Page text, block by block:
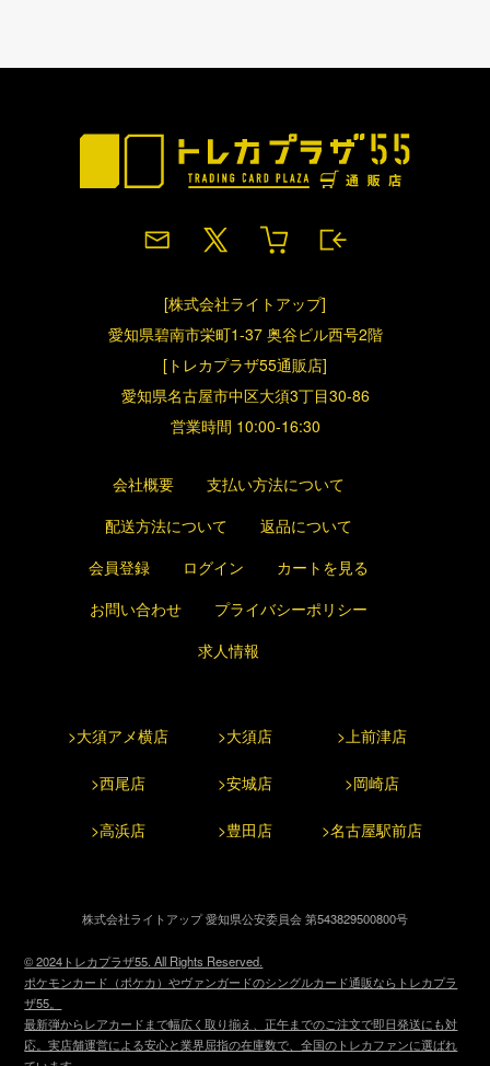
[株式会社ライトアップ]
愛知県碧南市栄町1-37 奥谷ビル西号2階
[トレカプラザ55通販店]
愛知県名古屋市中区大須3丁目30-86
営業時間 10:00-16:30
会社概要
支払い方法について
配送方法について
返品について
会員登録
ログイン
カートを見る
お問い合わせ
プライバシーポリシー
求人情報
>大須アメ横店 >大須店 >上前津店
>西尾店 >安城店 >岡崎店
>高浜店 >豊田店 >名古屋駅前店
株式会社ライトアップ 愛知県公安委員会 第543829500800号
© 2024トレカプラザ55. All Rights Reserved.
ポケモンカード（ポケカ）やヴァンガードのシングルカード通販ならトレカプラ
ザ55。
最新弾からレアカードまで幅広く取り揃え、正午までのご注文で即日発送にも対
応。実店舗運営による安心と業界屈指の在庫数で、全国のトレカファンに選ばれ